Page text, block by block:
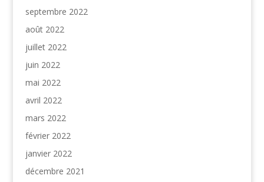
septembre 2022
août 2022
juillet 2022
juin 2022
mai 2022
avril 2022
mars 2022
février 2022
janvier 2022
décembre 2021